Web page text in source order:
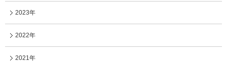
2023年
2022年
2021年